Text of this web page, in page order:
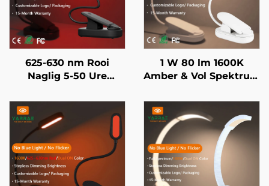
625-630 nm Rooi
Naglig 5-50 Ure
Instellings Swart
Liggaam Vinnige 1-Uur
USB Herlaai
1 W 80 lm 1600K
Amber & Vol Spektrum
Flikkering Wit
Liggaam LED Boeklig